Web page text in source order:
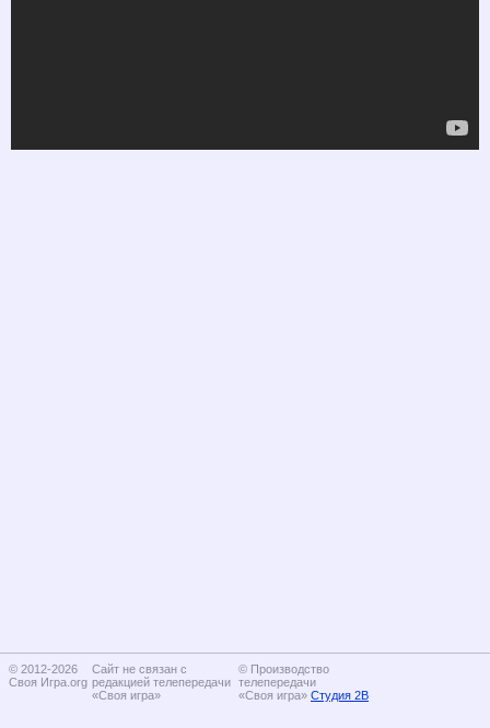
© 2012-2026
Своя Игра.org
Сайт не связан с
редакцией телепередачи
«Своя игра»
© Производство
телепередачи
«Своя игра» Студия 2В